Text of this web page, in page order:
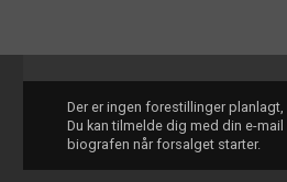
Der er ingen forestillinger
Du kan tilmelde dig med din e-
biografen når forsalget starter.